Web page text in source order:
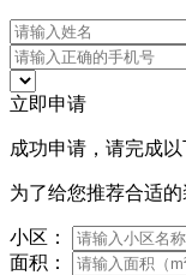
立即申请
成功申请，请完成以
为了给您推荐合适
小区：
面积：